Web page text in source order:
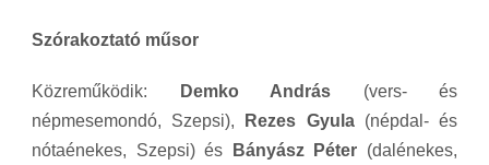
Szórakoztató műsor
Közreműködik: Demko András (vers- és
népmesemondó, Szepsi),
Rezes Gyula (népdal- és
nótaénekes, Szepsi) és Bányász Péter (dalénekes,